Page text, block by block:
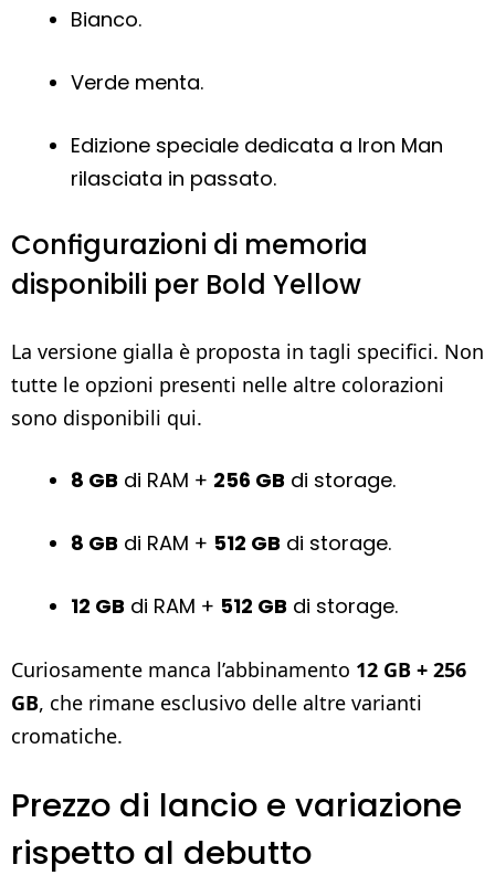
Bianco.
Verde menta.
Edizione speciale dedicata a Iron Man
rilasciata in passato.
Configurazioni di memoria
disponibili per Bold Yellow
La versione gialla è proposta in tagli specifici. Non
tutte le opzioni presenti nelle altre colorazioni
sono disponibili qui.
8 GB di RAM + 256 GB di storage.
8 GB di RAM + 512 GB di storage.
12 GB di RAM + 512 GB di storage.
Curiosamente manca l’abbinamento 12 GB + 256
GB, che rimane esclusivo delle altre varianti
cromatiche.
Prezzo di lancio e variazione
rispetto al debutto